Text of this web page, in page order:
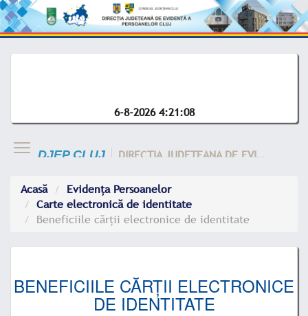
6-8-2026 4:21:08
DJEP CLUJ DIRECTIA JUDETEANA DE EVIDENTA A CLUJ
Acasă
Evidența Persoanelor
Carte electronică de identitate
Beneficiile cărții electronice de identitate
BENEFICIILE CĂRȚII ELECTRONICE
DE IDENTITATE